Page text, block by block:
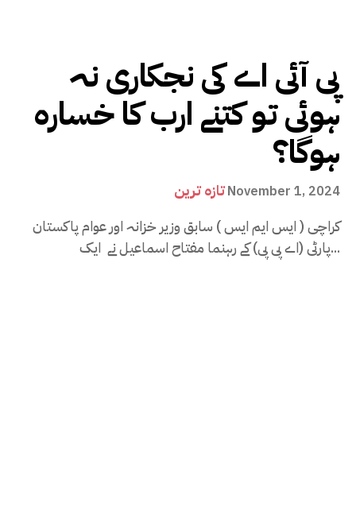
پی آئی اے کی نجکاری نہ
ہوئی تو کتنے ارب کا خسارہ
ہوگا؟
تازہ ترینNovember 1, 2024
کراچی ( ایس ایم ایس ) سابق وزیر خزانہ اور عوام پاکستان
پارٹی (اے پی پی) کے رہنما مفتاح اسماعیل نے ایک...